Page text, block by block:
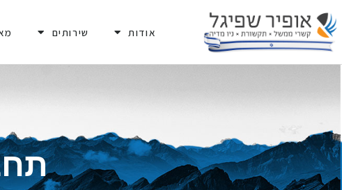
אודות שירותים